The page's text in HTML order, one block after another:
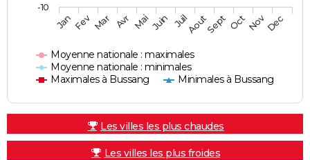
Moyenne nationale : maximales
Moyenne nationale : minimales
Maximales à Bussang
Minimales à Bussang
JanFev Mar Avr MaiJuin JuilAoutSept OctNovDec
-10
Les villes les plus chaudes
Les villes les plus froides